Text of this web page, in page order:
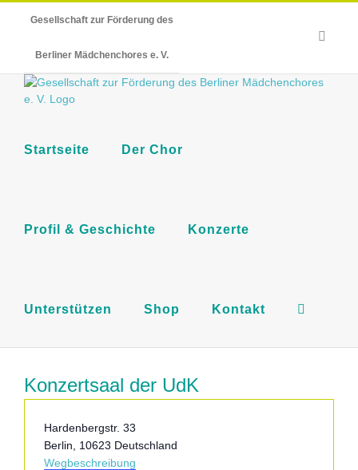
Gesellschaft zur Förderung des
Berliner Mädchenchores e. V.
Startseite Der Chor
Profil & Geschichte Konzerte
Unterstützen Shop Kontakt
Konzertsaal der UdK
Adresse
Hardenbergstr. 33
Berlin
10623 Deutschland
Wegbeschreibung